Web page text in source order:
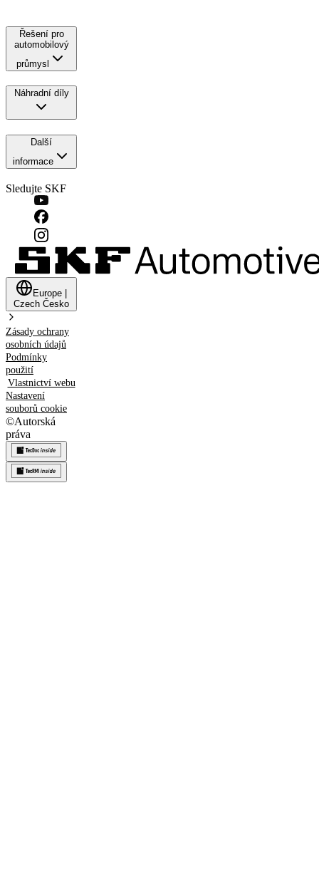
Řešení pro
automobilový
průmysl
Náhradní díly
Další
informace
Sledujte SKF
Europe
Czech Česko
Zásady ochrany
osobních údajů
Podmínky
použití
Vlastnictví webu
Nastavení
souborů cookie
©Autorská
práva